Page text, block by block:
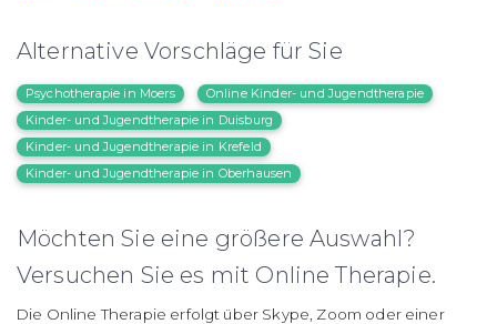
Alternative Vorschläge für Sie
Psychotherapie in Moers
Online Kinder- und Jugendtherapie
Kinder- und Jugendtherapie in Duisburg
Kinder- und Jugendtherapie in Krefeld
Kinder- und Jugendtherapie in Oberhausen
Möchten Sie eine größere Auswahl?
Versuchen Sie es mit Online Therapie.
Die Online Therapie erfolgt über Skype, Zoom oder einer